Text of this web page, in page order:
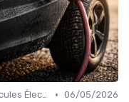
Véhicules Électriques sans Permis • 06/05/2026